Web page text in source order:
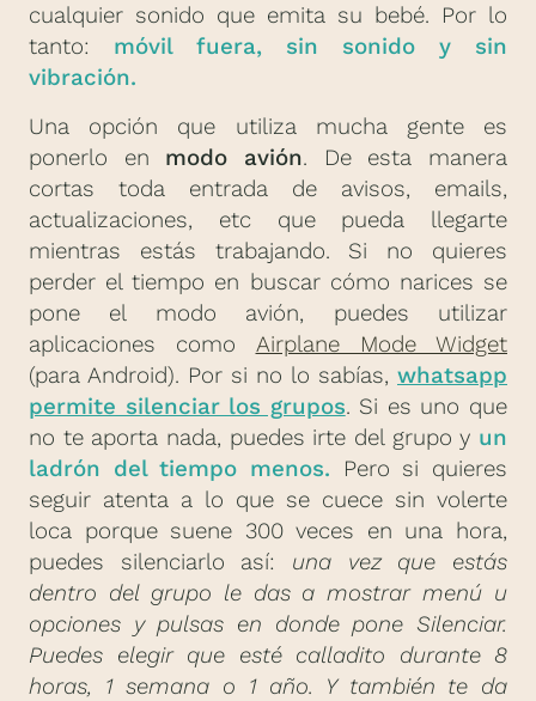
cualquier sonido que emita su bebé. Por lo
tanto: móvil fuera, sin sonido y sin
vibración.
Una opción que utiliza mucha gente es
ponerlo en modo avión. De esta manera
cortas toda entrada de avisos, emails,
actualizaciones, etc que pueda llegarte
mientras estás trabajando. Si no quieres
perder el tiempo en buscar cómo narices se
pone el modo avión, puedes utilizar
aplicaciones como Airplane Mode Widget
(para Android). Por si no lo sabías, whatsapp
permite silenciar los grupos. Si es uno que
no te aporta nada, puedes irte del grupo y un
ladrón del tiempo menos. Pero si quieres
seguir atenta a lo que se cuece sin volerte
loca porque suene 300 veces en una hora,
puedes silenciarlo así: una vez que estás
dentro del grupo le das a mostrar menú u
opciones y pulsas en donde pone Silenciar.
Puedes elegir que esté calladito durante 8
horas, 1 semana o 1 año. Y también te da